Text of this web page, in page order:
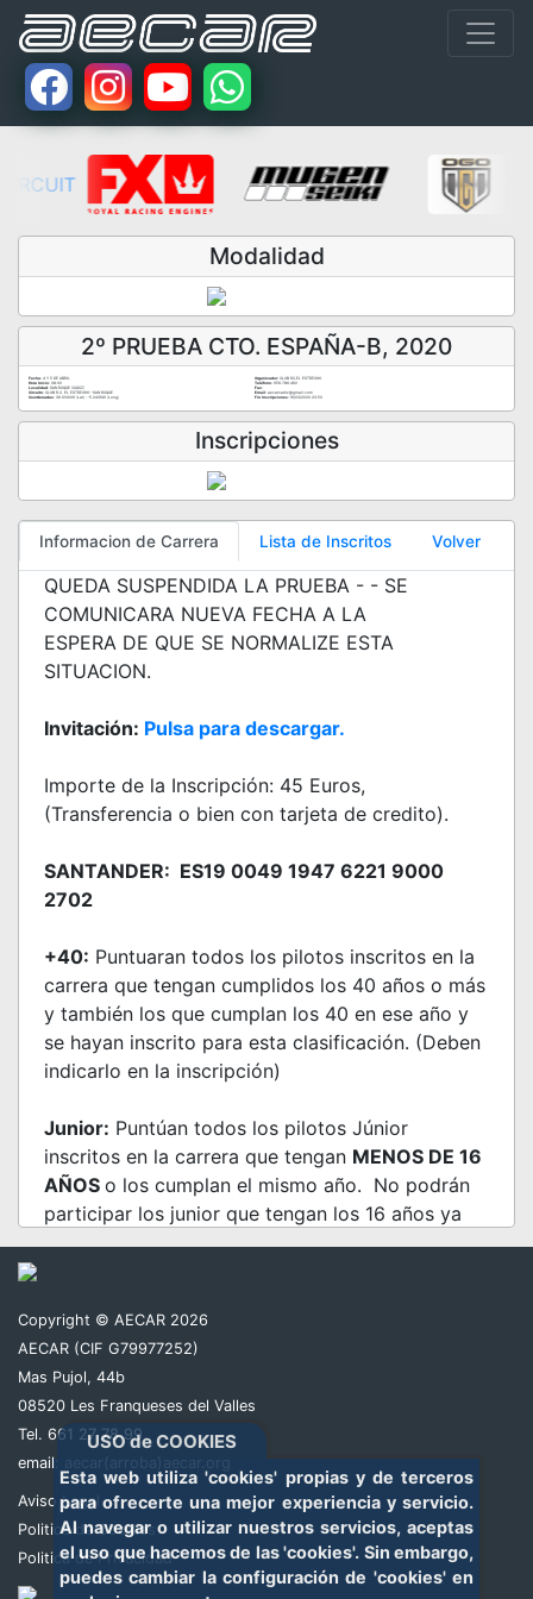
USO de COOKIES
Esta web utiliza 'cookies' propias y de terceros
para ofrecerte una mejor experiencia y servicio.
Al navegar o utilizar nuestros servicios, aceptas
el uso que hacemos de las 'cookies'. Sin embargo,
puedes cambiar la configuración de 'cookies' en
Modalidad
2º PRUEBA CTO. ESPAÑA-B, 2020
Fecha: 4 Y 5 DE ABRIL Organizador:
CLUB RC.EL ESTRECHO
Hora Inicio:
Teléfono:
956.786.462
Localidad:SAN ROQUE (CADIZ)
Fax:
Circuito:
CLUB R.C. EL ESTRECHO - SAN ROQUE Email:aecarcadiz@gmail.com
Coordenadas:
36.123009 (Lat) - -5.243149 (Long) Fin Inscripciones:19/03/2020 23:50
Inscripciones
Informacion de Carrera Lista de Inscritos Volver
QUEDA SUSPENDIDA LA PRUEBA - - SE
COMUNICARA NUEVA FECHA A LA
ESPERA DE QUE SE NORMALIZE ESTA
SITUACION.
Invitación: Pulsa para descargar.
Importe de la Inscripción: 45 Euros,
(Transferencia o bien con tarjeta de credito).
SANTANDER: ES19 0049 1947 6221 9000
2702
+40: Puntuaran todos los pilotos inscritos en la
carrera que tengan cumplidos los 40 años o más
y también los que cumplan los 40 en ese año y
se hayan inscrito para esta clasificación. (Deben
indicarlo en la inscripción)
Junior: Puntúan todos los pilotos Júnior
inscritos en la carrera que tengan MENOS DE 16
AÑOS o los cumplan el mismo año. No podrán
participar los junior que tengan los 16 años ya
cumplidos. (Deben indicarlo en la inscripción).
antes de la final absoluta, los pilotos +40 que
pasen a semifinales recibiran los puntos y los
junior deben participar para poder puntuar. Los
pilotos que pasen a la final absoluta siempre
reciben los puntos de su categoría.
El orden de los recogecoches para el domingo,
se comunicara el sábado al finalizar las mangas.
En el ingreso/transferencia poner claramente el
Copyright © AECAR 2026
AECAR (CIF G79977252)
Mas Pujol, 44b
08520 Les Franqueses del Valles
Tel. 661 27 78 99
email:
aecar(arroba)aecar.org
Aviso Legal
Politica de Cookies
Politica de Privacidad